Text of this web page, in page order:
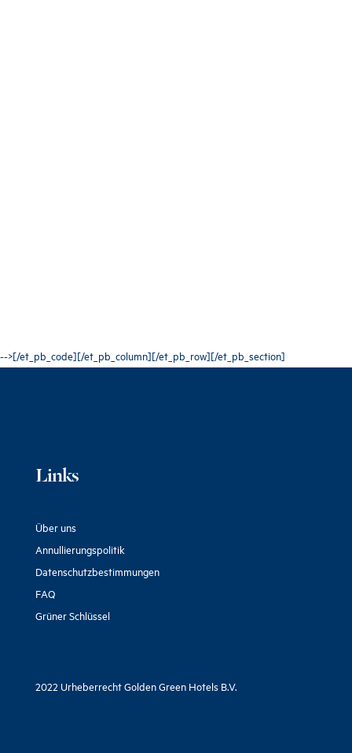
-->[/et_pb_code][/et_pb_column][/et_pb_row][/et_pb_section]
Links
Über uns
Annullierungspolitik
Datenschutzbestimmungen
FAQ
Grüner Schlüssel
2022 Urheberrecht Golden Green Hotels B.V.